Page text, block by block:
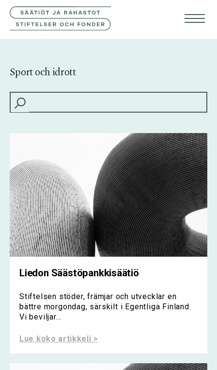
FIN
ENG
Sport och idrott
HAKU:
Liedon Säästöpankkisäätiö
Stiftelsen stöder, främjar och utvecklar en
bättre morgondag, särskilt i Egentliga Finland.
Vi beviljar...
Lue koko artikkeli >